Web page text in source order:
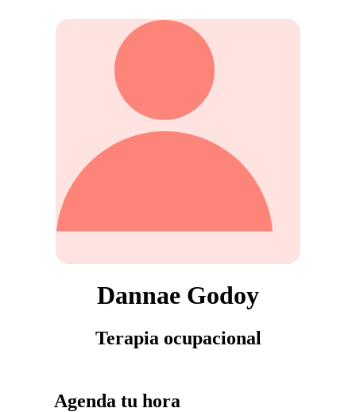
Dannae Godoy
Terapia ocupacional
Agenda tu hora